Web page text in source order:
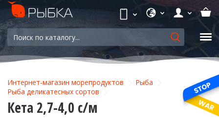
Интернет-магазин морепродуктов
Рыба
Рыба деликатесных сортов
Кета 2,7-4,0 с/м